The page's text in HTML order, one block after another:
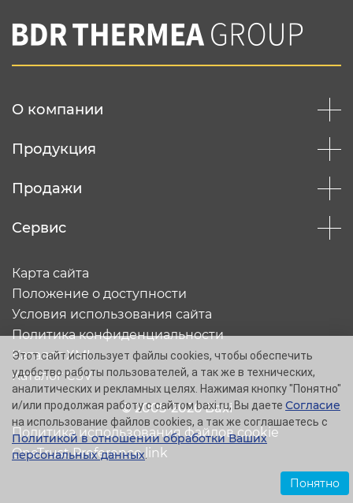
Вы соглашаетесь с нашей политикой
конфеденциальности
О компании
Продукция
Продажи
Сервис
© 2005-2026 Baxi
Карта сайта
Положение о доступности
Условия использования сайта
Политика конфиденциальности
Каталог XML
Каталог CSV
Политика использования файлов cookie
OneTrust Preference link
Этот сайт использует файлы cookies, чтобы обеспечить
удобство работы пользователей, а так же в технических,
аналитических и рекламных целях. Нажимая кнопку "Понятно"
и/или продолжая работу с сайтом baxi.ru, Вы даете Согласие
на использование файлов cookies, а так же соглашаетесь с
Политикой в отношении обработки Ваших
персональных данных.
Понятно